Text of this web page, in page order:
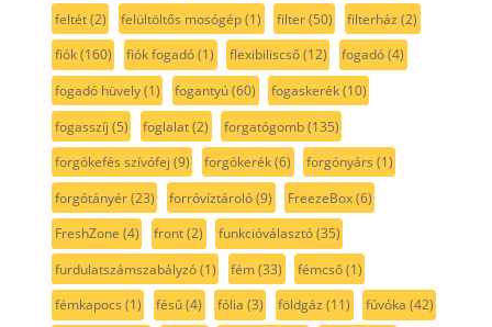
feltét(2) felültöltős mosógép(1) filter(50) filterház (2)
fiók(160) fiók fogadó(1) flexibiliscső(12) fogadó(4)
fogadó hüvely(1) fogantyú(60) fogaskerék(10)
fogasszíj (5) foglalat(2) forgatógomb(135)
forgókefés szívófej (9) forgókerék(6) forgónyárs (1)
forgótányér(23) forróvíztároló(9) FreezeBox(6)
FreshZone (4) front(2) funkcióválasztó(35)
furdulatszámszabályzó(1) fém(33) fémcső(1)
fémkapocs (1) fésű(4) fólia (3) földgáz (11) fúvóka (42)